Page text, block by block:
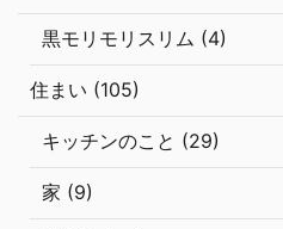
黒モリモリスリム (4)
住まい (105)
キッチンのこと (29)
家 (9)